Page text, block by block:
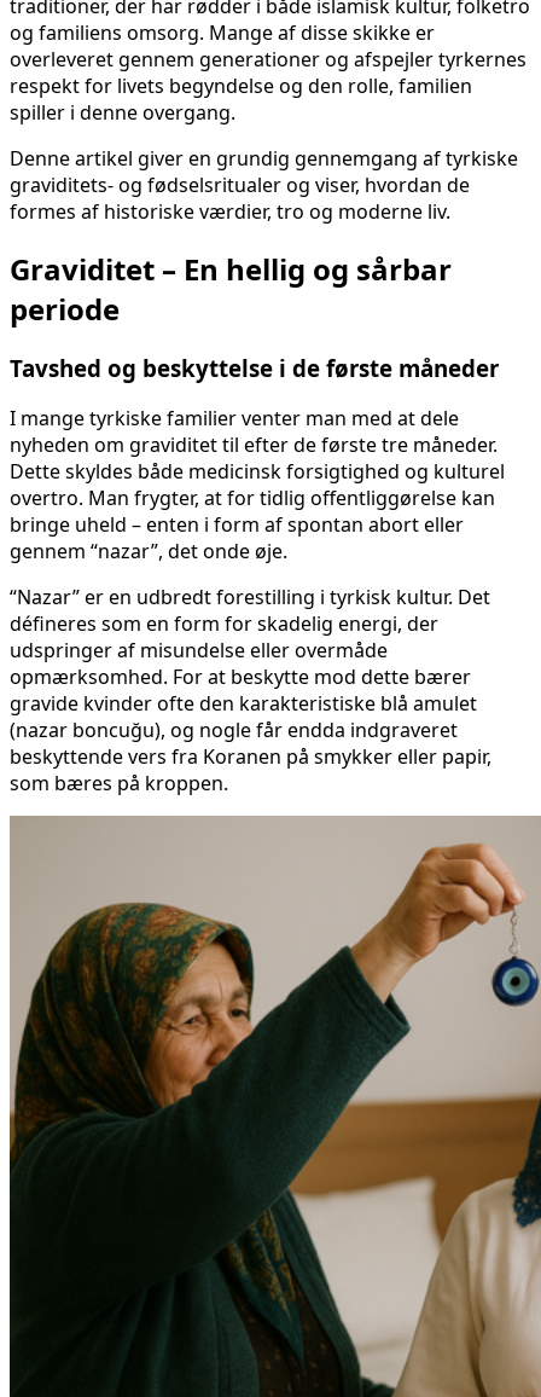
traditioner, der har rødder i både islamisk kultur, folketro
og familiens omsorg. Mange af disse skikke er
overleveret gennem generationer og afspejler tyrkernes
respekt for livets begyndelse og den rolle, familien
spiller i denne overgang.
Denne artikel giver en grundig gennemgang af tyrkiske
graviditets- og fødselsritualer og viser, hvordan de
formes af historiske værdier, tro og moderne liv.
Graviditet – En hellig og sårbar
periode
Tavshed og beskyttelse i de første måneder
I mange tyrkiske familier venter man med at dele
nyheden om graviditet til efter de første tre måneder.
Dette skyldes både medicinsk forsigtighed og kulturel
overtro. Man frygter, at for tidlig offentliggørelse kan
bringe uheld – enten i form af spontan abort eller
gennem “nazar”, det onde øje.
“Nazar” er en udbredt forestilling i tyrkisk kultur. Det
défineres som en form for skadelig energi, der
udspringer af misundelse eller overmåde
opmærksomhed. For at beskytte mod dette bærer
gravide kvinder ofte den karakteristiske blå amulet
(nazar boncuğu), og nogle får endda indgraveret
beskyttende vers fra Koranen på smykker eller papir,
som bæres på kroppen.